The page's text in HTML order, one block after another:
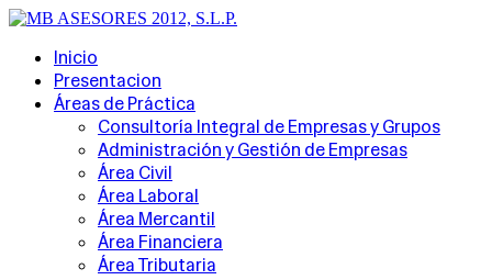
Inicio
Presentacion
Áreas de Práctica
Consultoría Integral de Empresas y Grupos
Administración y Gestión de Empresas
Área Civil
Área Laboral
Área Mercantil
Área Financiera
Área Tributaria